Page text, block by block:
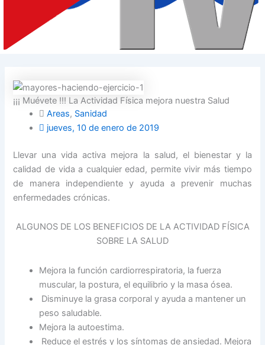
¡¡¡ Muévete !!! La Actividad Física mejora nuestra Salud
Areas, Sanidad
jueves, 10 de enero de 2019
Llevar una vida activa mejora la salud, el bienestar y la
calidad de vida a cualquier edad, permite vivir más tiempo
de manera independiente y ayuda a prevenir muchas
enfermedades crónicas.
ALGUNOS DE LOS BENEFICIOS DE LA ACTIVIDAD FÍSICA
SOBRE LA SALUD
Mejora la función cardiorrespiratoria, la fuerza
muscular, la postura, el equilibrio y la masa ósea.
Disminuye la grasa corporal y ayuda a mantener un
peso saludable.
Mejora la autoestima.
Reduce el estrés y los síntomas de ansiedad. Mejora